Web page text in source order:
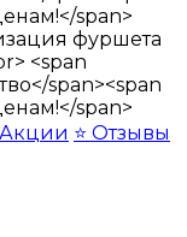
Акции ⭐ Отзывы